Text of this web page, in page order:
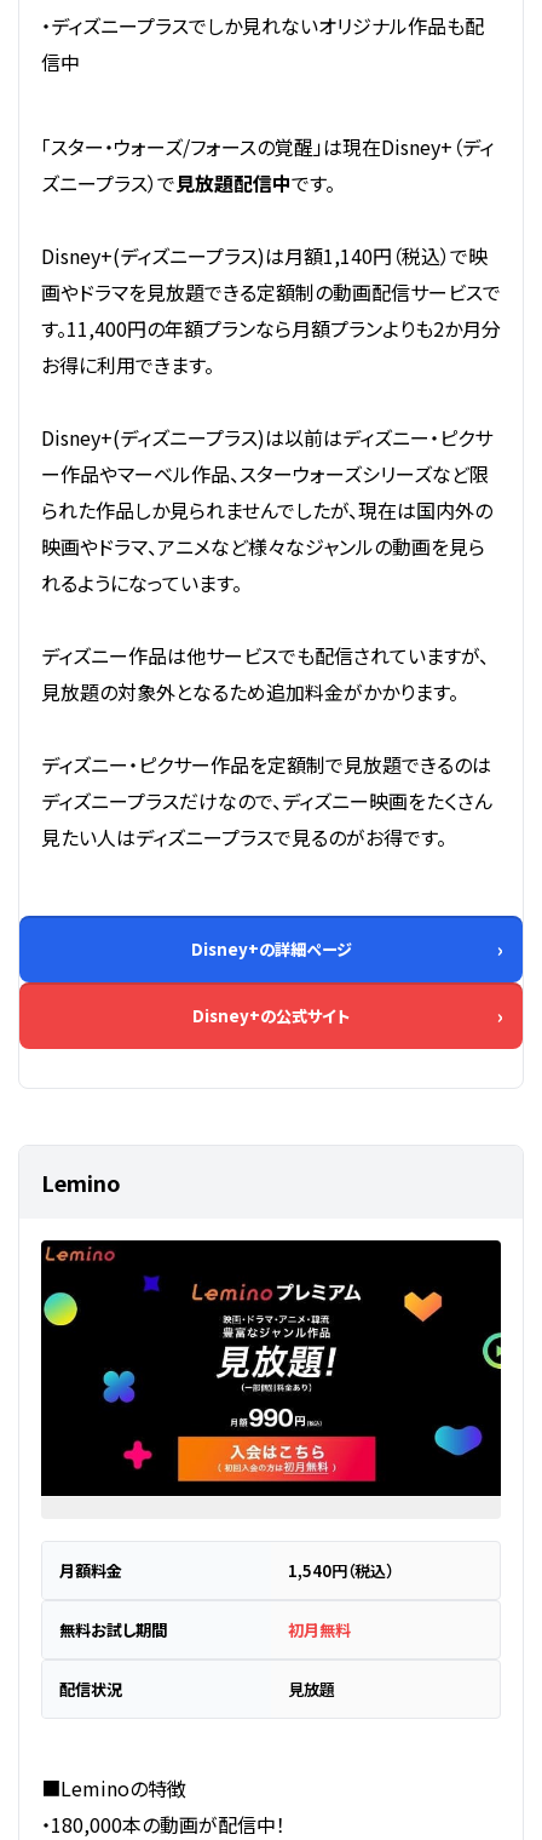
・ディズニープラスでしか見れないオリジナル作品も配
信中
「スター・ウォーズ/フォースの覚醒」は現在Disney+（ディ
ズニープラス）で見放題配信中です。
Disney+(ディズニープラス)は月額1,140円（税込）で映
画やドラマを見放題できる定額制の動画配信サービスで
す。11,400円の年額プランなら月額プランよりも2か月分
お得に利用できます。
Disney+(ディズニープラス)は以前はディズニー・ピクサ
ー作品やマーベル作品、スターウォーズシリーズなど限
られた作品しか見られませんでしたが、現在は国内外の
映画やドラマ、アニメなど様々なジャンルの動画を見ら
れるようになっています。
ディズニー作品は他サービスでも配信されていますが、
見放題の対象外となるため追加料金がかかります。
ディズニー・ピクサー作品を定額制で見放題できるのは
ディズニープラスだけなので、ディズニー映画をたくさん
見たい人はディズニープラスで見るのがお得です。
Disney+の詳細ページ
Disney+の公式サイト
Lemino
月額料金 1,540円（税込）
無料お試し期間 初月無料
配信状況 見放題
■Leminoの特徴
・180,000本の動画が配信中！